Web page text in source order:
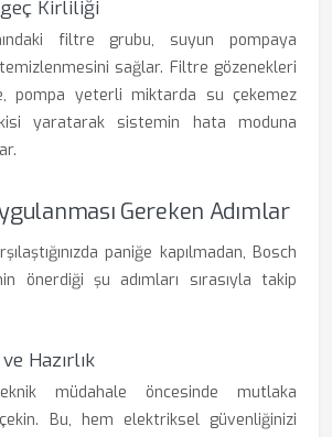
Kirliliği
filtre grubu, suyun pompaya
sağlar. Filtre gözenekleri
pompa yeterli miktarda su çekemez
yaratarak sistemin hata moduna
Gereken Adımlar
paniğe kapılmadan, Bosch
önerdiği şu adımları sırasıyla takip
Hazırlık
müdahale öncesinde mutlaka
Bu, hem elektriksel güvenliğinizi